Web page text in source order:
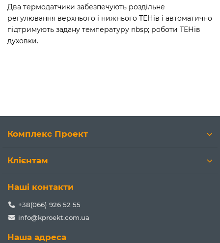
Два термодатчики забезпечують роздільне
регулювання верхнього і нижнього ТЕНів і автоматично
підтримують задану температуру nbsp; роботи ТЕНів
духовки.
Комплекс Проект
Клієнтам
Наші контакти
+38(066) 926 52 55
info@kproekt.com.ua
Наша адреса